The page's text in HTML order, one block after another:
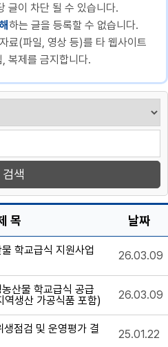
글이 차단 될 수 있습니다.
하는 글을 등록할 수 없습니다.
료(파일, 영상 등)를 타 웹사이트
복제를 금지합니다.
목 날짜
학교급식 지원사업
26.03.09
산물 학교급식 공급
생산 가공식품 포함)
26.03.09
점검 및 운영평가 결
25.01.22